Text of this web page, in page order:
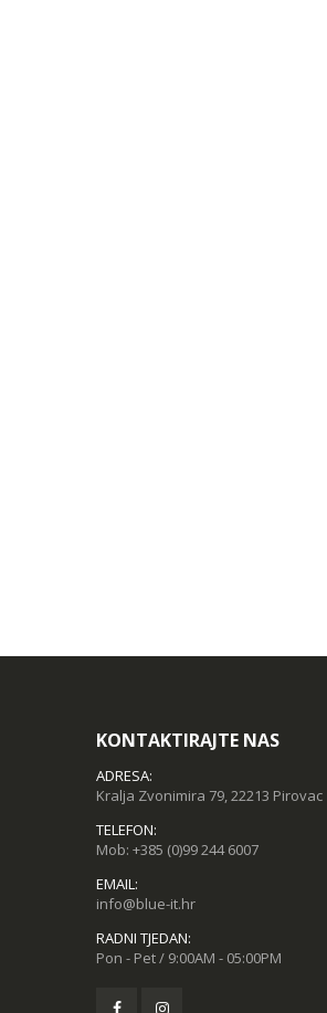
KONTAKTIRAJTE NAS
ADRESA:
Kralja Zvonimira 79, 22213 Pirovac
TELEFON:
Mob: +385 (0)99 244 6007
EMAIL:
info@blue-it.hr
RADNI TJEDAN:
Pon - Pet / 9:00AM - 05:00PM